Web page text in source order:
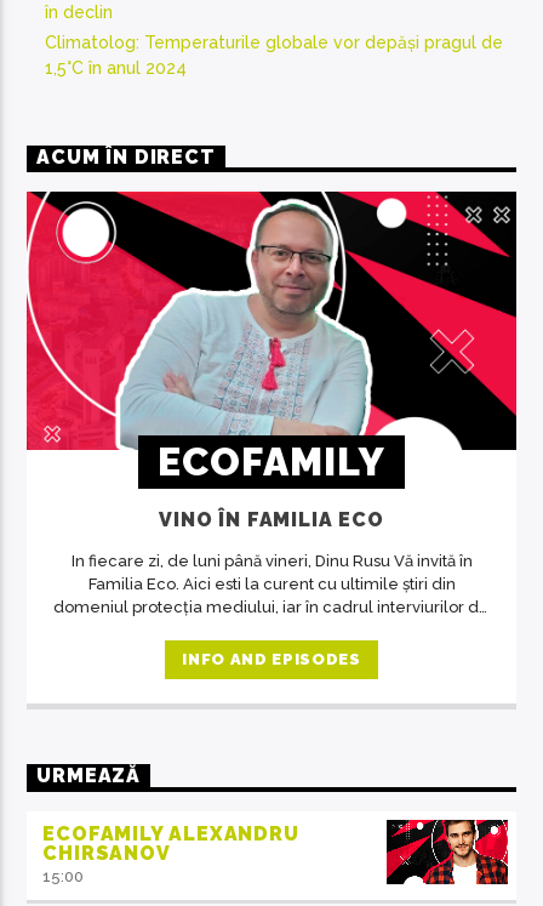
în declin
Climatolog: Temperaturile globale vor depăși pragul de
1,5°C în anul 2024
ACUM ÎN DIRECT
ECOFAMILY
VINO ÎN FAMILIA ECO
In fiecare zi, de luni până vineri, Dinu Rusu Vă invită în
Familia Eco. Aici esti la curent cu ultimile știri din
domeniul protecția mediului, iar în cadrul interviurilor de
familie.
INFO AND EPISODES
URMEAZĂ
ECOFAMILY ALEXANDRU
CHIRSANOV
15:00